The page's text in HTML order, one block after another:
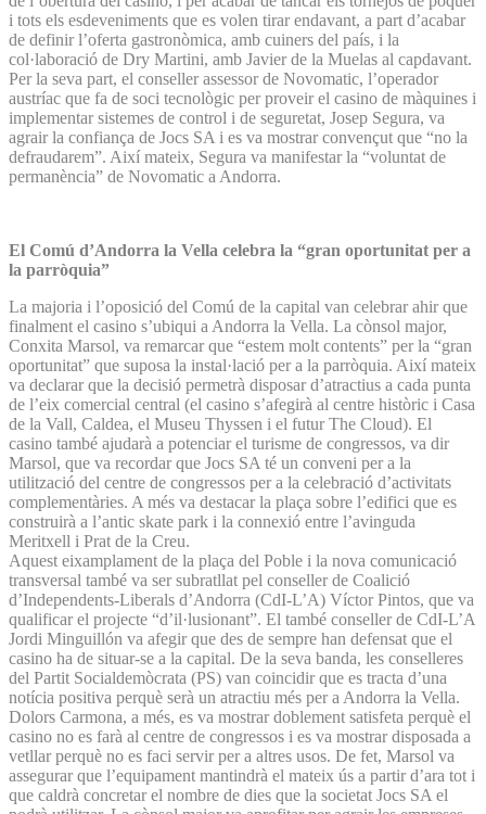
i tots els esdeveniments que es volen tirar endavant, a part d’acabar
de definir l’oferta gastronòmica, amb cuiners del país, i la
col·laboració de Dry Martini, amb Javier de la Muelas al capdavant.
Per la seva part, el conseller assessor de Novomatic, l’operador
austríac que fa de soci tecnològic per proveir el casino de màquines i
implementar sistemes de control i de seguretat, Josep Segura, va
agrair la confiança de Jocs SA i es va mostrar convençut que “no la
defraudarem”. Així mateix, Segura va manifestar la “voluntat de
permanència” de Novomatic a Andorra.
El Comú d’Andorra la Vella celebra la “gran oportunitat per a
la parròquia”
La majoria i l’oposició del Comú de la capital van celebrar ahir que
finalment el casino s’ubiqui a Andorra la Vella. La cònsol major,
Conxita Marsol, va remarcar que “estem molt contents” per la “gran
oportunitat” que suposa la instal·lació per a la parròquia. Així mateix
va declarar que la decisió permetrà disposar d’atractius a cada punta
de l’eix comercial central (el casino s’afegirà al centre històric i Casa
de la Vall, Caldea, el Museu Thyssen i el futur The Cloud). El
casino també ajudarà a potenciar el turisme de congressos, va dir
Marsol, que va recordar que Jocs SA té un conveni per a la
utilització del centre de congressos per a la celebració d’activitats
complementàries. A més va destacar la plaça sobre l’edifici que es
construirà a l’antic skate park i la connexió entre l’avinguda
Meritxell i Prat de la Creu.
Aquest eixamplament de la plaça del Poble i la nova comunicació
transversal també va ser subratllat pel conseller de Coalició
d’Independents-Liberals d’Andorra (CdI-L’A) Víctor Pintos, que va
qualificar el projecte “d’il·lusionant”. El també conseller de CdI-L’A
Jordi Minguillón va afegir que des de sempre han defensat que el
casino ha de situar-se a la capital. De la seva banda, les conselleres
del Partit Socialdemòcrata (PS) van coincidir que es tracta d’una
notícia positiva perquè serà un atractiu més per a Andorra la Vella.
Dolors Carmona, a més, es va mostrar doblement satisfeta perquè el
casino no es farà al centre de congressos i es va mostrar disposada a
vetllar perquè no es faci servir per a altres usos. De fet, Marsol va
assegurar que l’equipament mantindrà el mateix ús a partir d’ara tot i
que caldrà concretar el nombre de dies que la societat Jocs SA el